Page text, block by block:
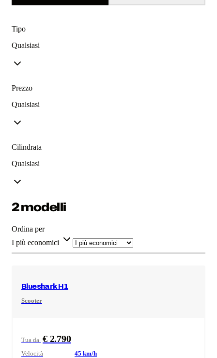
Tipo
Qualsiasi
Prezzo
Qualsiasi
Cilindrata
Qualsiasi
2 modelli
Ordina per
I più economici
Blueshark H1
Scooter
Tua da € 2.790
Velocità
45 km/h